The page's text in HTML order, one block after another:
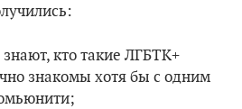
кто такие ЛГБТК+
знакомы хотя бы с одним